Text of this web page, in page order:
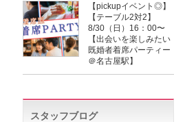
【pickupイベント◎】
【テーブル2対2】
8/30（日）16：00〜
【出会いを楽しみたい
既婚者着席パーティー
＠名古屋駅】
スタッフブログ